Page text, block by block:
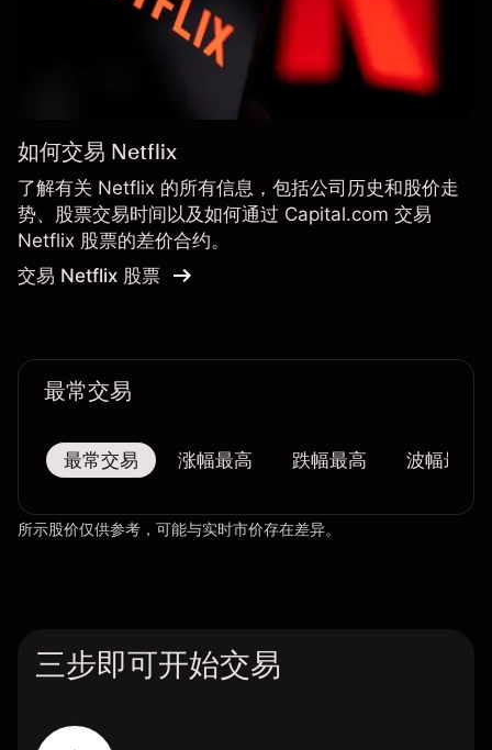
如何交易 Netflix
了解有关 Netflix 的所有信息，包括公司历史和股价走
势、股票交易时间以及如何通过 Capital.com 交易
Netflix 股票的差价合约。
交易 Netflix 股票
最常交易
最常交易 涨幅最高 跌幅最高 波幅最大
所示股价仅供参考，可能与实时市价存在差异。
三步即可开始交易